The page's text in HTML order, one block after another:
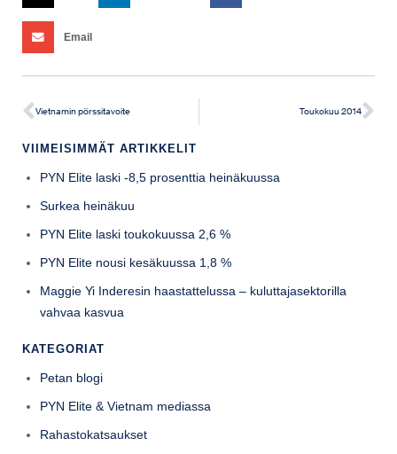
Email
Vietnamin pörssitavoite Toukokuu 2014
VIIMEISIMMÄT ARTIKKELIT
PYN Elite laski -8,5 prosenttia heinäkuussa
Surkea heinäkuu
PYN Elite laski toukokuussa 2,6 %
PYN Elite nousi kesäkuussa 1,8 %
Maggie Yi Inderesin haastattelussa – kuluttajasektorilla
vahvaa kasvua
KATEGORIAT
Petan blogi
PYN Elite & Vietnam mediassa
Rahastokatsaukset